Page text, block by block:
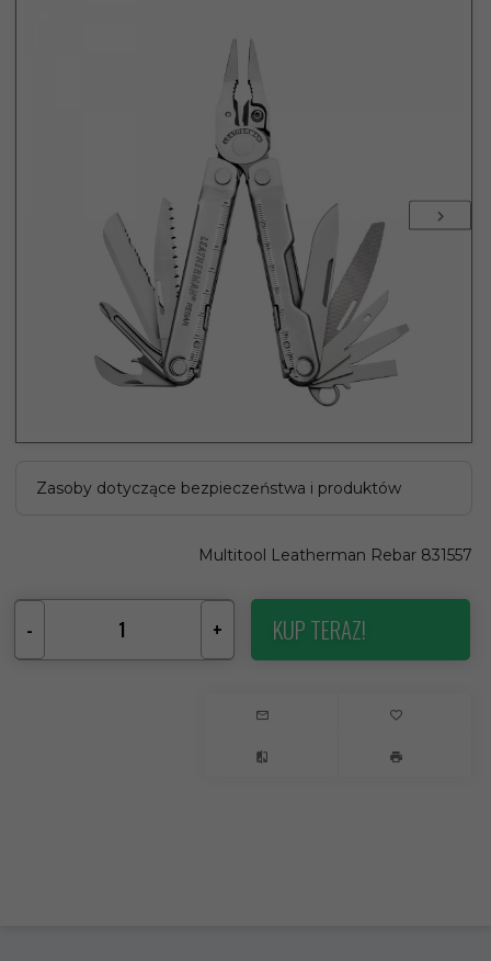
Zasoby dotyczące bezpieczeństwa i produktów
Multitool Leatherman Rebar 831557
- + KUP TERAZ!